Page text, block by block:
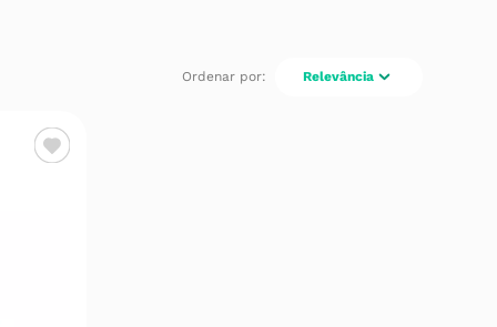
Relevância